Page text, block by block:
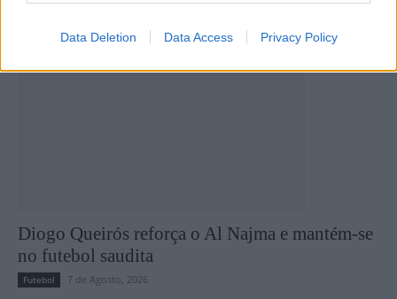
Data Deletion Data Access Privacy Policy
Diogo Queirós reforça o Al Najma e mantém-se
no futebol saudita
Futebol 7 de Agosto, 2026